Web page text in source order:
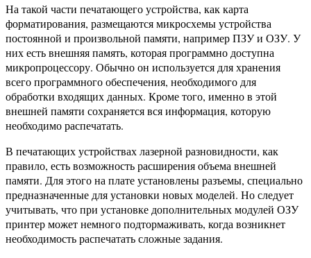
На такой части печатающего устройства, как карта
форматирования, размещаются микросхемы устройства
постоянной и произвольной памяти, например ПЗУ и ОЗУ. У
них есть внешняя память, которая программно доступна
микропроцессору. Обычно он используется для хранения
всего программного обеспечения, необходимого для
обработки входящих данных. Кроме того, именно в этой
внешней памяти сохраняется вся информация, которую
необходимо распечатать.
В печатающих устройствах лазерной разновидности, как
правило, есть возможность расширения объема внешней
памяти. Для этого на плате установлены разъемы, специально
предназначенные для установки новых моделей. Но следует
учитывать, что при установке дополнительных модулей ОЗУ
принтер может немного подтормаживать, когда возникнет
необходимость распечатать сложные задания.